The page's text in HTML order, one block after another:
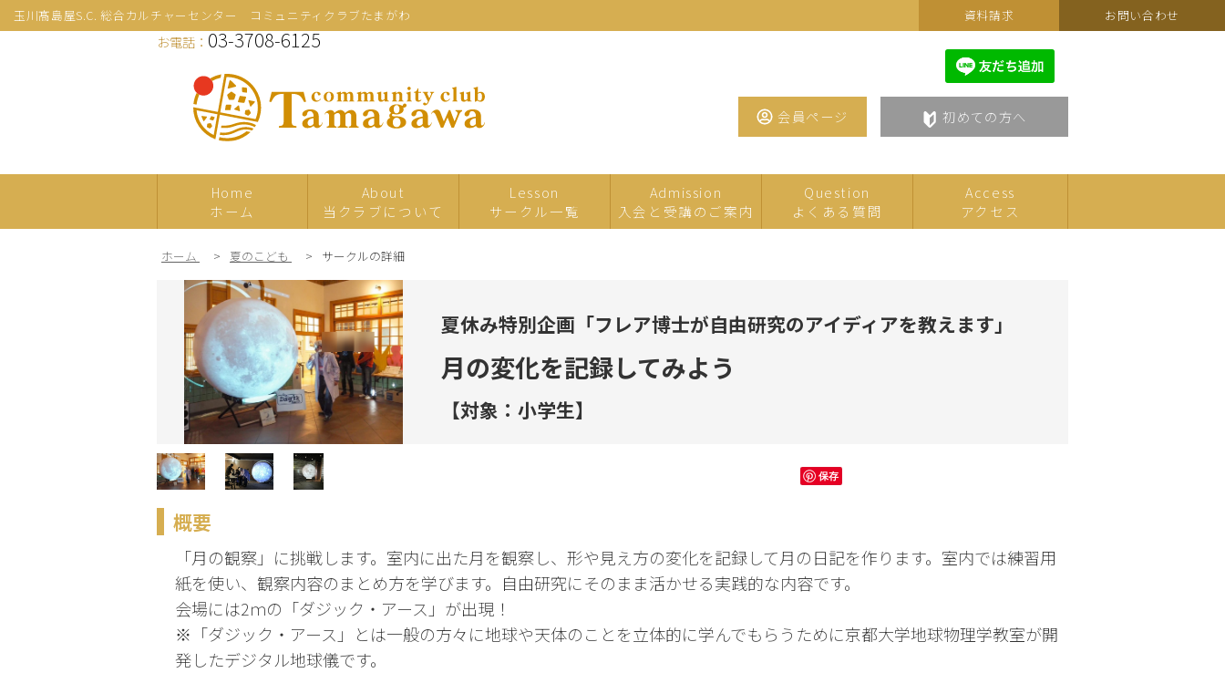
玉川髙島屋S.C. 総合カルチャーセンター コミュニティクラブたまがわ お問い合わせ
資料請求
お電話： 03-3708-6125
初めての方へ
会員ページ
Home
ホーム
About
当クラブについて
Lesson
サークル一覧
新規
プレ体験
サロン
日本の伝統文
化
墨・書道・ペ
ン字
趣味・暮らし 花・園芸
Admission
入会と受講のご案内
Question
よくある質問
Access
アクセス
ホーム > 夏のこども > サークルの詳細
夏休み特別企画「フレア博士が自由研究のアイディアを教えます」
月の変化を記録してみよう
【対象：小学生】
保存
概要
「月の観察」に挑戦します。室内に出た月を観察し、形や見え方の変化を記録して月の日記を作ります。室内では練習用
紙を使い、観察内容のまとめ方を学びます。自由研究にそのまま活かせる実践的な内容です。
会場には2ｍの「ダジック・アース」が出現！
※「ダジック・アース」とは一般の方々に地球や天体のことを立体的に学んでもらうために京都大学地球物理学教室が開
発したデジタル地球儀です。